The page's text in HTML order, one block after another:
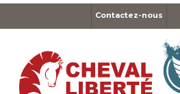
Contactez-nous